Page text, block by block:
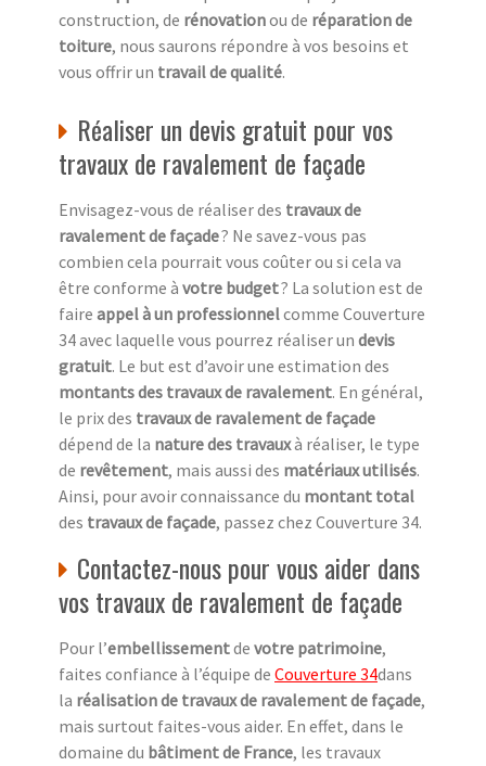
construction, de rénovationou de réparation de
toiture, nous saurons répondre à vos besoins et
vous offrir un travail de qualité.
Réaliser un devis gratuit pour vos
travaux de ravalement de façade
Envisagez-vous de réaliser des travaux de
ravalement de façade? Ne savez-vous pas
combien cela pourrait vous coûter ou si cela va
être conforme à votre budget? La solution est de
faire appel à un professionnelcomme Couverture
34 avec laquelle vous pourrez réaliser un devis
gratuit. Le but est d’avoir une estimation des
montants des travaux de ravalement. En général,
le prix des travaux de ravalement de façade
dépend de la nature des travauxà réaliser, le type
de revêtement, mais aussi des matériaux utilisés.
Ainsi, pour avoir connaissance du montant total
des travaux de façade, passez chez Couverture 34.
Contactez-nous pour vous aider dans
vos travaux de ravalement de façade
Pour l’embellissementde votre patrimoine,
faites confiance à l’équipe de Couverture 34dans
la réalisation de travaux de ravalement de façade,
mais surtout faites-vous aider. En effet, dans le
domaine du bâtiment de France, les travaux